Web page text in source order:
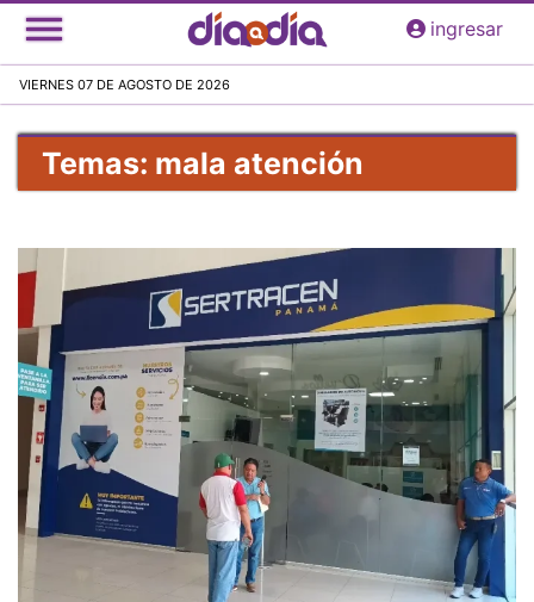
Pasar
al
principal
ingresar
VIERNES 07 DE AGOSTO DE 2026
Temas: mala atención